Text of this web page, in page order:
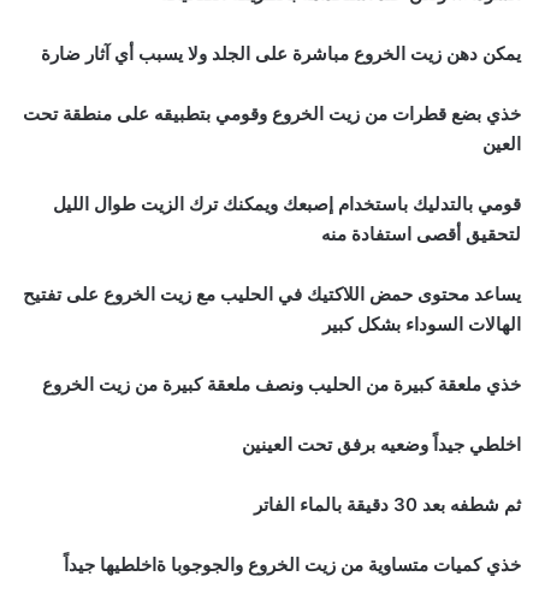
يمكن دهن زيت الخروع مباشرة على الجلد ولا يسبب أي آثار ضارة
خذي بضع قطرات من زيت الخروع وقومي بتطبيقه على منطقة تحت
العين
قومي بالتدليك باستخدام إصبعك ويمكنك ترك الزيت طوال الليل
لتحقيق أقصى استفادة منه
يساعد محتوى حمض اللاكتيك في الحليب مع زيت الخروع على تفتيح
الهالات السوداء بشكل كبير
خذي ملعقة كبيرة من الحليب ونصف ملعقة كبيرة من زيت الخروع
اخلطي جيداً وضعيه برفق تحت العينين
ثم شطفه بعد 30 دقيقة بالماء الفاتر
خذي كميات متساوية من زيت الخروع والجوجوبا ةاخلطيها جيداً